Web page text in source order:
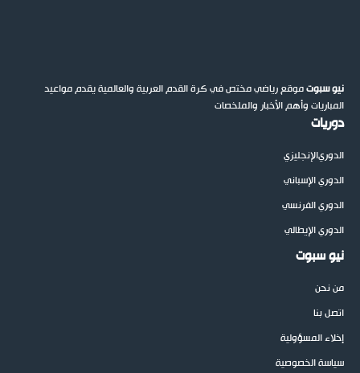
نيو سبوتموقع رياضي مختص في كرة القدم العربية والعالمية يقدم مواعيد
المباريات وأهم الأخبار والملخصات
دوريات
الدوريالإنجليزي
الدوري الإسباني
الدوري الفرنسي
الدوري الإيطالي
نيو سبوت
من نحن
اتصل بنا
إخلاء المسؤولية
سياسة الخصوصية